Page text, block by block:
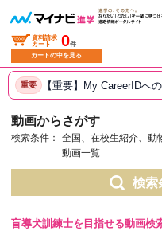
資料請求
カート
0件
カートの中を見る
重要 【重要】My CareerIDへ
動画からさがす
検索条件：
全国、在校生紹介、動
動画一覧
検索
盲導犬訓練士を目指せる動画検